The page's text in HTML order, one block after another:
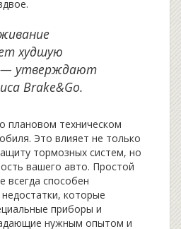
худшую
— утверждают
Brake&Go.
плановом техническом
Это влияет не только
тормозных систем, но
вашего авто. Простой
всегда способен
которые
приборы и
нужным опытом и